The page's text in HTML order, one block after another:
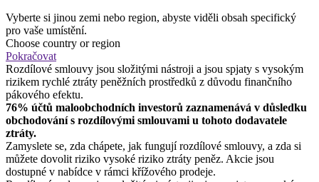
Vyberte si jinou zemi nebo region, abyste viděli obsah specifický
pro vaše umístění.
Choose country or region
Pokračovat
Rozdílové smlouvy jsou složitými nástroji a jsou spjaty s vysokým
rizikem rychlé ztráty peněžních prostředků z důvodu finančního
pákového efektu.
76% účtů maloobchodních investorů zaznamenává v důsledku
obchodování s rozdílovými smlouvami u tohoto dodavatele
ztráty.
Zamyslete se, zda chápete, jak fungují rozdílové smlouvy, a zda si
můžete dovolit riziko vysoké riziko ztráty peněz. Akcie jsou
dostupné v nabídce v rámci křížového prodeje.